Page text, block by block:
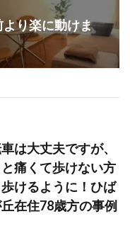
り楽に動けま
は大丈夫ですが、
痛くて歩けない方
けるように！ひば
丘在住78歳方の事例